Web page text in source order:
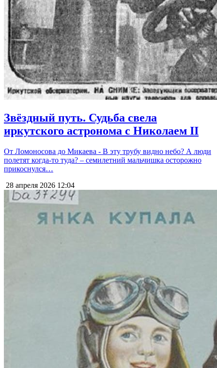
Звёздный путь. Судьба свела
иркутского астронома с Николаем II
От Ломоносова до Микаева - В эту трубу видно небо? А люди
полетят когда-то туда? – семилетний мальчишка осторожно
прикоснулся…
28 апреля 2026 12:04